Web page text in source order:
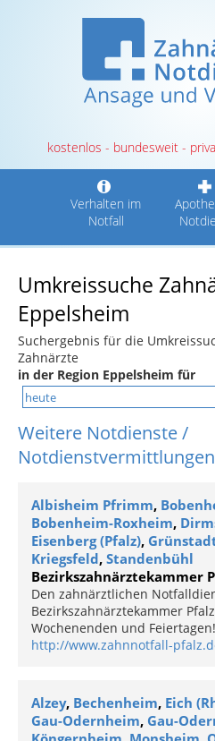
kostenlos - bundesweit -
Verhalten im
Notfall
Umkreissuche
Eppelsheim
Suchergebnis für die
Zahnärzte
in der Region Eppelsheim für
Weitere Notdienste /
Notdienstvermittlungen
Albisheim Pfrimm,
Bobenheim-Roxheim,
Eisenberg (Pfalz),
Kriegsfeld, Standenbühl
Bezirkszahnärztekammer
Den zahnärztlichen
Bezirkszahnärztekammer
Wochenenden und
http://www.zahnnotfall-
Alzey, Bechenheim, Eich
Gau-Odernheim, Gau-